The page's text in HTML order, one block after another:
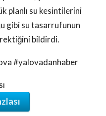
planlı su kesintilerini
gibi su tasarrufunun
bildirdi.
#yalovadanhaber